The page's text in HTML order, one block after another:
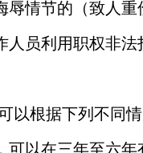
辱情节的（致人
人员利用职权非
以根据下列不同
可以在三年至六